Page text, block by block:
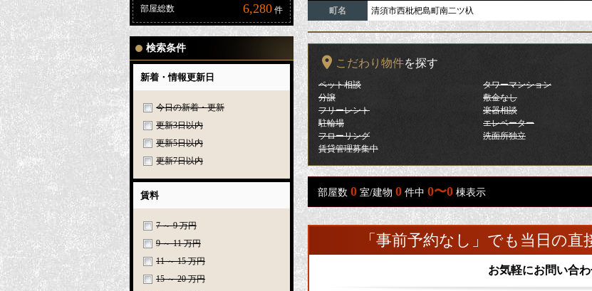
部屋総数
6,280 件
検索条件
新着・情報更新日
今日の新着・更新
更新3日以内
更新5日以内
更新7日以内
賃料
7 ～ 9 万円
9 ～ 11 万円
11 ～ 15 万円
15 ～ 20 万円
町名 清須市西枇杷島町南二ツ杁
こだわり物件を探す
ペット相談 タワーマンション
分譲
敷金なし
フリーレント
楽器相談
駐輪場
エレベーター
フローリング
洗面所独立
賃貸管理募集中
部屋数 0 室/建物 0 件中 0〜0 棟表示
「事前予約なし」でも当日の
お気軽にお問い合